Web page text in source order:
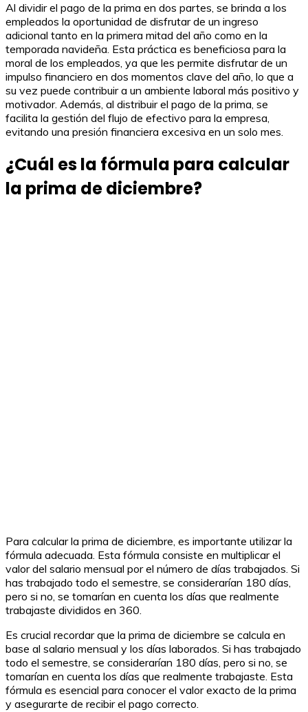
Al dividir el pago de la prima en dos partes, se brinda a los
empleados la oportunidad de disfrutar de un ingreso
adicional tanto en la primera mitad del año como en la
temporada navideña. Esta práctica es beneficiosa para la
moral de los empleados, ya que les permite disfrutar de un
impulso financiero en dos momentos clave del año, lo que a
su vez puede contribuir a un ambiente laboral más positivo y
motivador. Además, al distribuir el pago de la prima, se
facilita la gestión del flujo de efectivo para la empresa,
evitando una presión financiera excesiva en un solo mes.
¿Cuál es la fórmula para calcular
la prima de diciembre?
Para calcular la prima de diciembre, es importante utilizar la
fórmula adecuada. Esta fórmula consiste en multiplicar el
valor del salario mensual por el número de días trabajados. Si
has trabajado todo el semestre, se considerarían 180 días,
pero si no, se tomarían en cuenta los días que realmente
trabajaste divididos en 360.
Es crucial recordar que la prima de diciembre se calcula en
base al salario mensual y los días laborados. Si has trabajado
todo el semestre, se considerarían 180 días, pero si no, se
tomarían en cuenta los días que realmente trabajaste. Esta
fórmula es esencial para conocer el valor exacto de la prima
y asegurarte de recibir el pago correcto.